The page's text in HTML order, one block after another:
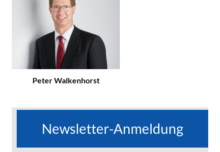
Peter Walkenhorst
Newsletter-Anmeldung